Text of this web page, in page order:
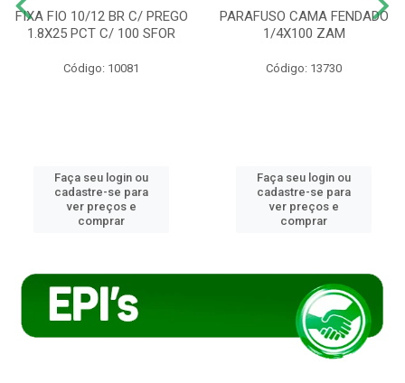
FIXA FIO 10/12 BR C/ PREGO
1.8X25 PCT C/ 100 SFOR
Código: 10081
Faça seu login ou
cadastre-se para
ver preços e
comprar
PARAFUSO CAMA FENDADO
1/4X100 ZAM
Código: 13730
Faça seu login ou
cadastre-se para
ver preços e
comprar